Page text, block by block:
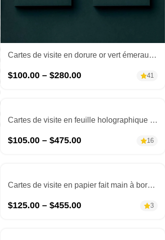
Cartes de visite en dorure or vert émeraude foncé
$100.00– $280.00 41
Cartes de visite en feuille holographique – Design & Impression
$105.00– $475.00 16
Cartes de visite en papier fait main à bords déchiquetés
$125.00– $455.00 3